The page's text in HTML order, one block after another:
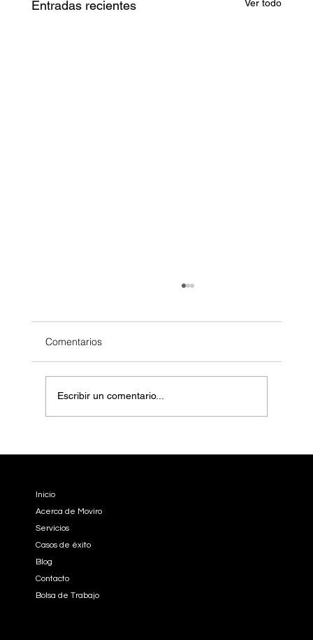
Entradas recientes Ver todo
Comentarios
Escribir un comentario...
Inicio
Acerca de Moviro
Servicios
Casos de éxito
Blog
Contacto
Bolsa de Trabajo